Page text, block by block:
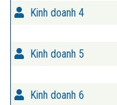
Kinh doanh 4
Kinh doanh 5
Kinh doanh 6